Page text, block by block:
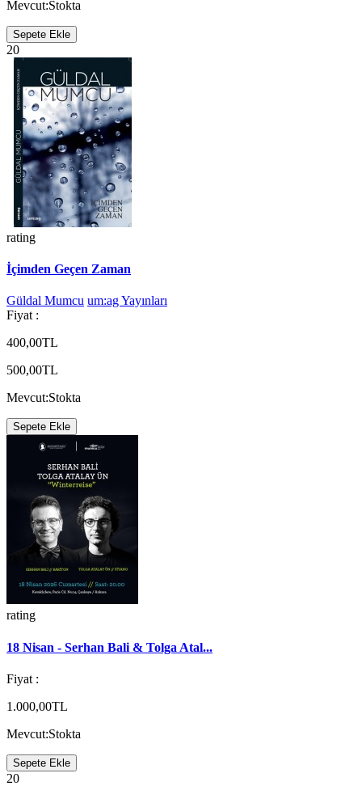
Mevcut:Stokta
Sepete Ekle
20
rating
İçimden Geçen Zaman
Güldal Mumcu um:ag Yayınları
Fiyat :
400,00TL
500,00TL
Mevcut:Stokta
Sepete Ekle
rating
18 Nisan - Serhan Bali & Tolga Atal...
Fiyat :
1.000,00TL
Mevcut:Stokta
Sepete Ekle
20